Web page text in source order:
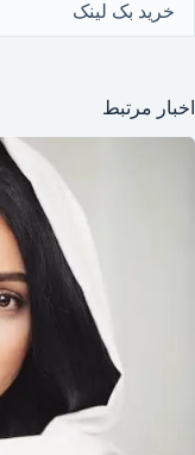
خرید بک لینک
اخبار مرتبط